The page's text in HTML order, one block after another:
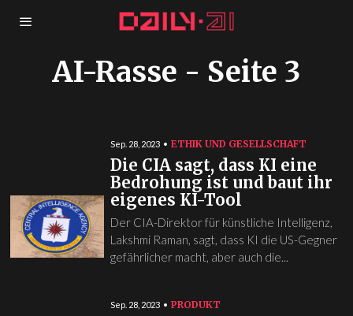
AI-Rasse - Seite 3
Sep. 28, 2023 ETHIK UND GESELLSCHAFT
Die CIA sagt, dass KI eine
Bedrohung ist und baut ihr
eigenes KI-Tool
Der CIA-Direktor für künstliche Intelligenz,
Lakshmi Raman, sagt, dass KI die US-Gegner
gefährlicher macht, aber auch die...
Sep. 28, 2023 PRODUKT